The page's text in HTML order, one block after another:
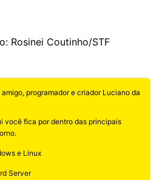
Rosinei Coutinho/STF
programador e criador Luciano da
você fica por dentro das principais
e Linux
Server